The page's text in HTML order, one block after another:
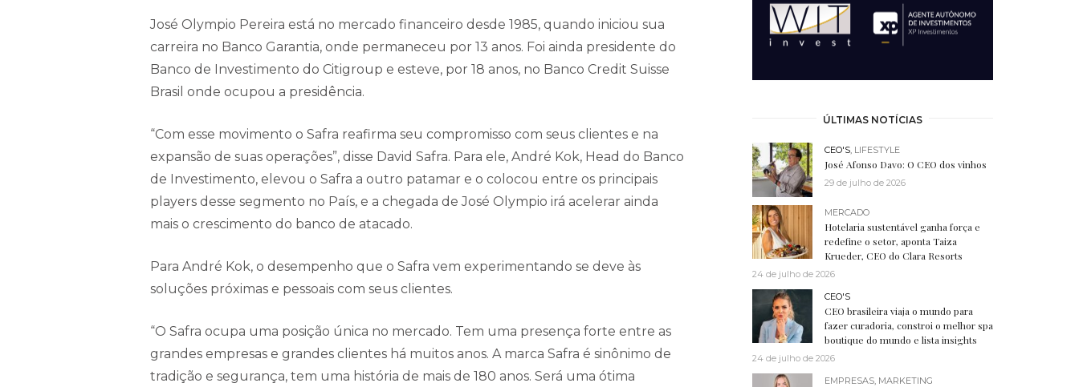
José Olympio Pereira está no mercado financeiro desde 1985, quando iniciou sua
carreira no Banco Garantia, onde permaneceu por 13 anos. Foi ainda presidente do
Banco de Investimento do Citigroup e esteve, por 18 anos, no Banco Credit Suisse
Brasil onde ocupou a presidência.
“Com esse movimento o Safra reafirma seu compromisso com seus clientes e na
expansão de suas operações”, disse David Safra. Para ele, André Kok, Head do Banco
de Investimento, elevou o Safra a outro patamar e o colocou entre os principais
players desse segmento no País, e a chegada de José Olympio irá acelerar ainda
mais o crescimento do banco de atacado.
Para André Kok, o desempenho que o Safra vem experimentando se deve às
soluções próximas e pessoais com seus clientes.
“O Safra ocupa uma posição única no mercado. Tem uma presença forte entre as
grandes empresas e grandes clientes há muitos anos. A marca Safra é sinônimo de
tradição e segurança, tem uma história de mais de 180 anos. Será uma ótima
ÚLTIMAS NOTÍCIAS
CEO'S, LIFESTYLE
José Afonso Davo: O CEO dos vinhos
29 de julho de 2026
MERCADO
Hotelaria sustentável ganha força e
redefine o setor, aponta Taiza
Krueder, CEO do Clara Resorts
24 de julho de 2026
CEO'S
CEO brasileira viaja o mundo para
fazer curadoria, constroi o melhor spa
boutique do mundo e lista insights
24 de julho de 2026
EMPRESAS MARKETING